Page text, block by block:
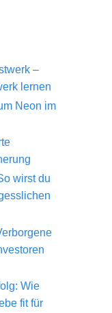
–
lernen
Neon im
wirst du
Wie
fit für